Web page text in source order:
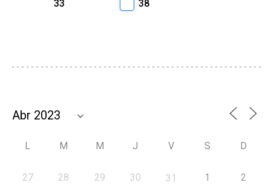
33
38
L M M J V S D
27 28 29 30 31 1 2